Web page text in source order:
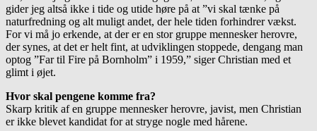
gider jeg altså ikke i tide og utide høre på at ”vi skal tænke på
naturfredning og alt muligt andet, der hele tiden forhindrer vækst.
For vi må jo erkende, at der er en stor gruppe mennesker herovre,
der synes, at det er helt fint, at udviklingen stoppede, dengang man
optog ”Far til Fire på Bornholm” i 1959,” siger Christian med et
glimt i øjet.
Hvor skal pengene komme fra?
Skarp kritik af en gruppe mennesker herovre, javist, men Christian
er ikke blevet kandidat for at stryge nogle med hårene.